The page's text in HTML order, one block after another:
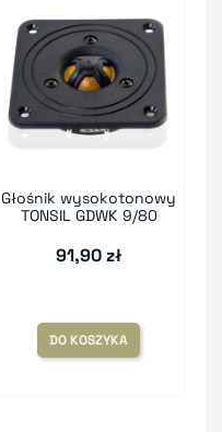
Głośnik wysokotonowy
TONSIL GDWK 9/80
91,90 zł
DO KOSZYKA